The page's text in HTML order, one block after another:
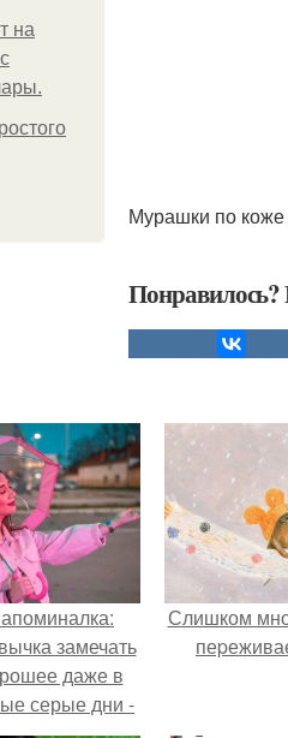
на
Мурашки по
Понравилось?
замечать
даже в
серые дни -
Слишком